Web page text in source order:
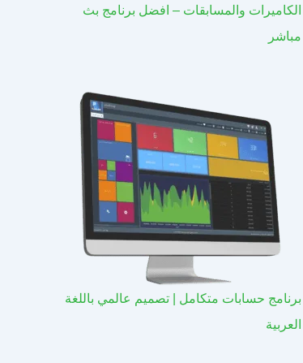
الكاميرات والمسابقات – افضل برنامج بث
مباشر
برنامج حسابات متكامل | تصميم عالمي باللغة
العربية